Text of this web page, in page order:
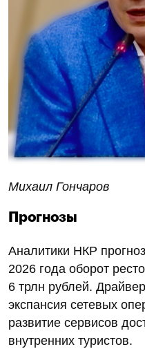
Михаил Гончаров
Прогнозы
Аналитики НКР
2026 года оборот
6 трлн рублей.
экспансия сетевых
развитие сервисов
внутренних туристов.